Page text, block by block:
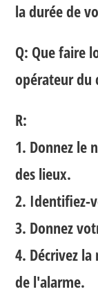
la durée de
Q: Que faire
opérateur du
R:
1. Donnez le
des lieux.
2. Identifiez-
3. Donnez
4. Décrivez
de l'alarme.